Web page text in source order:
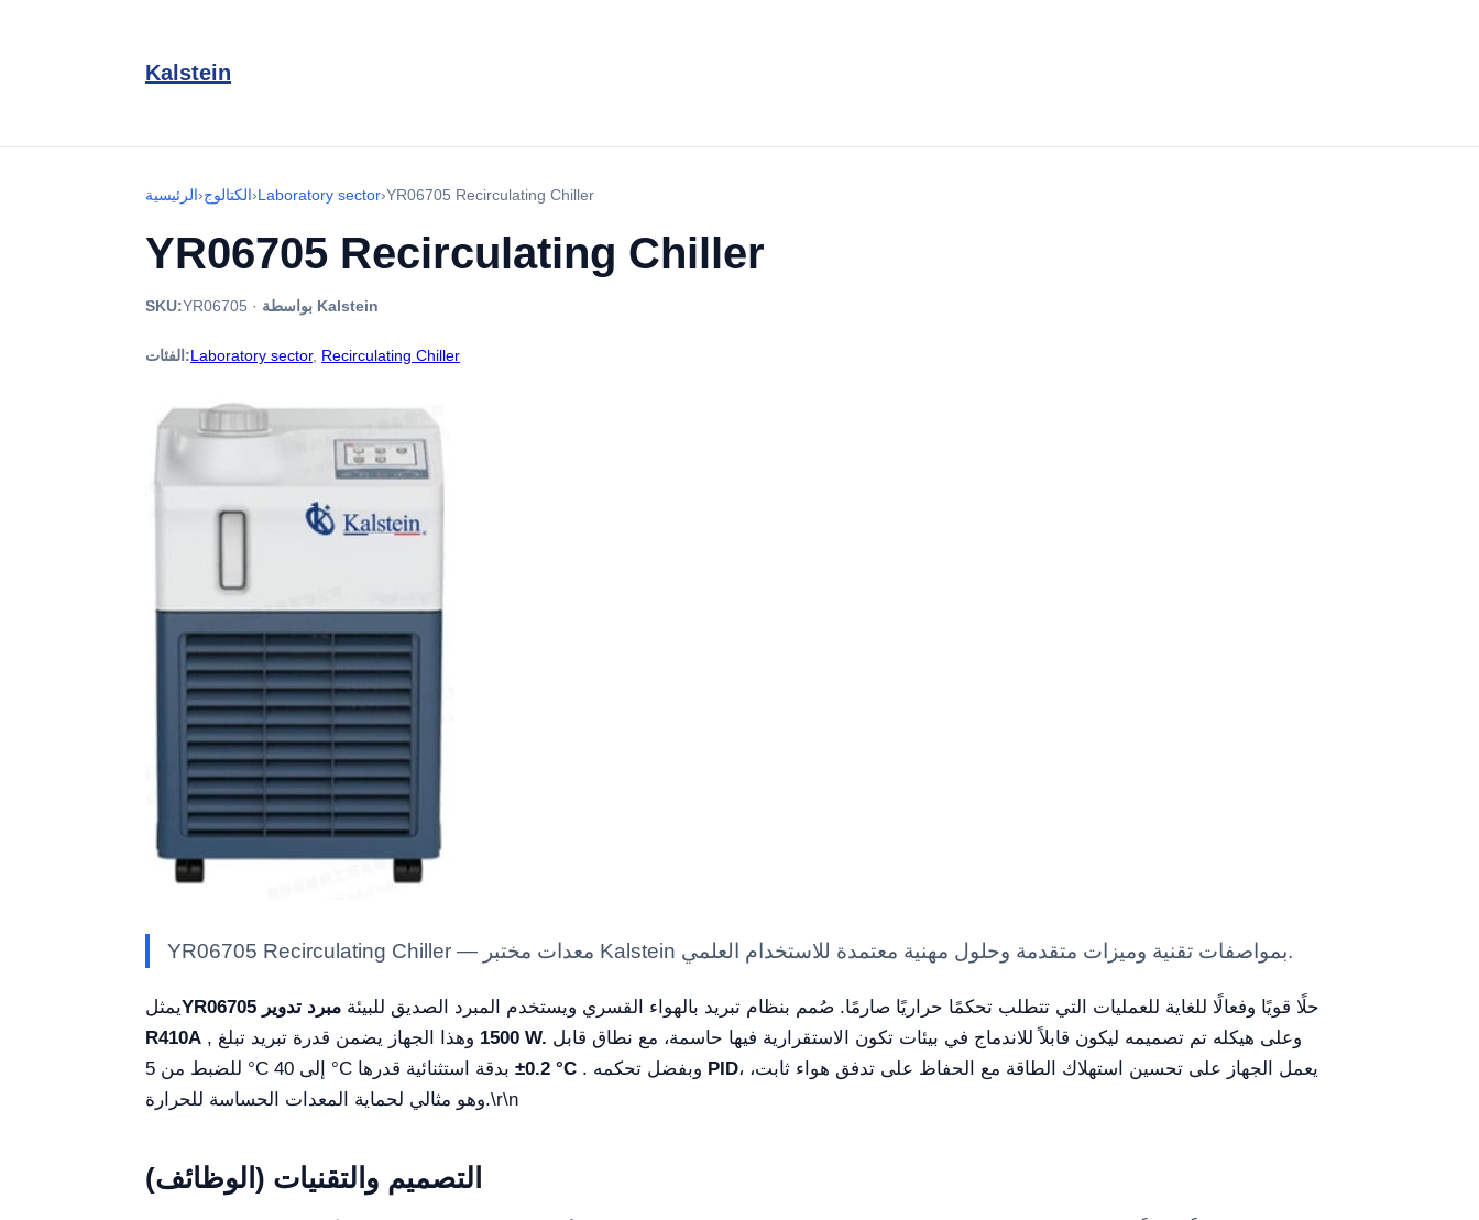
Kalstein
الرئيسية›الكتالوج›Laboratory sector›YR06705 Recirculating Chiller
YR06705 Recirculating Chiller
SKU:YR06705 · بواسطة Kalstein
الفئات:Laboratory sector, Recirculating Chiller
YR06705 Recirculating Chiller — معدات مختبر Kalstein بمواصفات تقنية وميزات متقدمة وحلول مهنية معتمدة للاستخدام العلمي.
يمثل YR06705 مبرد تدوير حلًا قويًا وفعالًا للغاية للعمليات التي تتطلب تحكمًا حراريًا صارمًا. صُمم بنظام تبريد بالهواء القسري ويستخدم المبرد الصديق للبيئة
R410A
1500 W.
±0.2 °C PID، يعمل الجهاز على تحسين استهلاك الطاقة مع الحفاظ على تدفق هواء ثابت،
وهو مثالي لحماية المعدات الحساسة للحرارة.\r\n
التصميم والتقنيات (الوظائف)